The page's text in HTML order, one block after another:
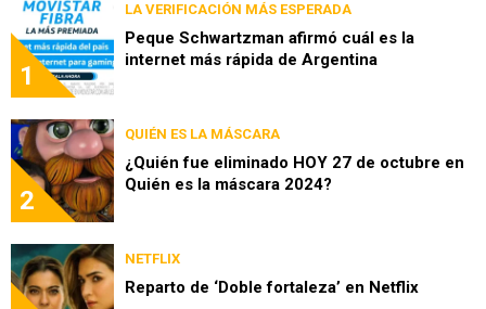
1
LA VERIFICACIÓN MÁS ESPERADA
Peque Schwartzman afirmó cuál es la
internet más rápida de Argentina
2
QUIÉN ES LA MÁSCARA
¿Quién fue eliminado HOY 27 de octubre en
Quién es la máscara 2024?
NETFLIX
Reparto de ‘Doble fortaleza’ en Netflix